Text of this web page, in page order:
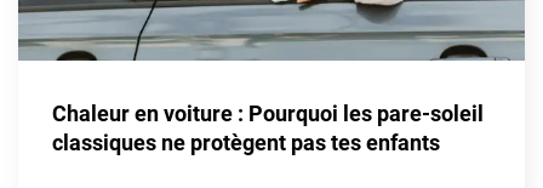
Alfa Romeo
Aston Martin
Chaleur en voiture : Pourquoi les pare-soleil
classiques ne protègent pas tes enfants